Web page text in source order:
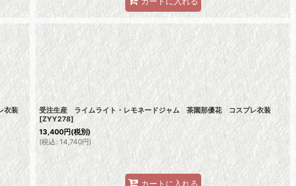
衣装
受注生産 ライムライト・レモネードジャム 茶園那優花 コスプレ衣装
[ZYY278]
13,400円(税別)
(税込 : 14,740円)
カートに入れる